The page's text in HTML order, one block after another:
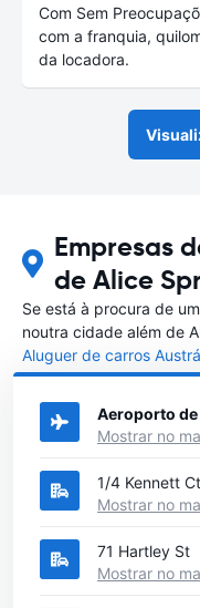
Com Sem
com a franquia,
da locadora.
Empresas
de Alice
Se está à procura de
noutra cidade além de
Aluguer de carros
cidade em Austrália
Aeroporto
Mostrar no
1/4 Kennett Ct
Mostrar no
71 Hartley St
Mostrar no